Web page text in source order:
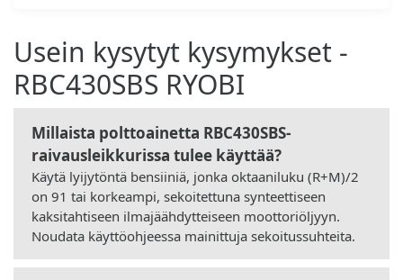
Usein kysytyt kysymykset -
RBC430SBS RYOBI
Millaista polttoainetta RBC430SBS-
raivausleikkurissa tulee käyttää?
Käytä lyijytöntä bensiiniä, jonka oktaaniluku (R+M)/2
on 91 tai korkeampi, sekoitettuna synteettiseen
kaksitahtiseen ilmajäähdytteiseen moottoriöljyyn.
Noudata käyttöohjeessa mainittuja sekoitussuhteita.